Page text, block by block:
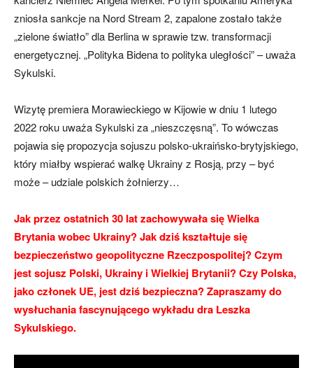
zniosła sankcje na Nord Stream 2, zapalone zostało także
„zielone światło” dla Berlina w sprawie tzw. transformacji
energetycznej. „Polityka Bidena to polityka uległości” – uważa
Sykulski.
Wizytę premiera Morawieckiego w Kijowie w dniu 1 lutego
2022 roku uważa Sykulski za „nieszczęsną”. To wówczas
pojawia się propozycja sojuszu polsko-ukraińsko-brytyjskiego,
który miałby wspierać walkę Ukrainy z Rosją, przy – być
może – udziale polskich żołnierzy…
Jak przez ostatnich 30 lat zachowywała się Wielka
Brytania wobec Ukrainy? Jak dziś kształtuje się
bezpieczeństwo geopolityczne Rzeczpospolitej? Czym
jest sojusz Polski, Ukrainy i Wielkiej Brytanii? Czy Polska,
jako członek UE, jest dziś bezpieczna? Zapraszamy do
wysłuchania fascynującego wykładu dra Leszka
Sykulskiego.